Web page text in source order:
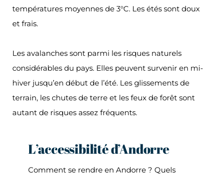
températures moyennes de 3°C. Les étés sont doux
et frais.
Les avalanches sont parmi les risques naturels
considérables du pays. Elles peuvent survenir en mi-
hiver jusqu’en début de l’été. Les glissements de
terrain, les chutes de terre et les feux de forêt sont
autant de risques assez fréquents.
L’accessibilité d’Andorre
Comment se rendre en Andorre ? Quels